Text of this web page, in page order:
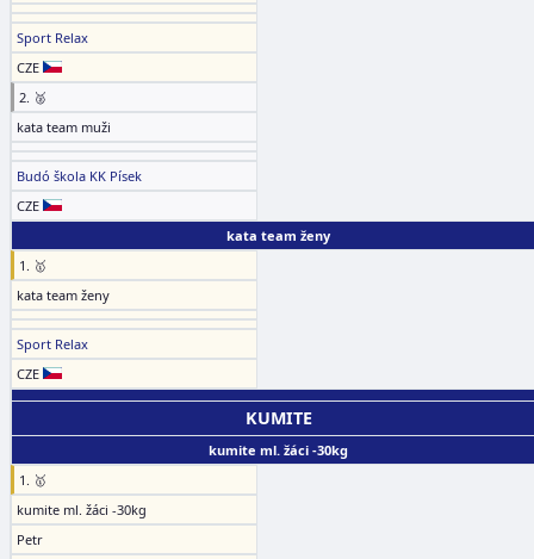
Sport Relax
CZE
2. 🥈
kata team muži
Budó škola KK Písek
CZE
kata team ženy
1. 🥇
kata team ženy
Sport Relax
CZE
KUMITE
kumite ml. žáci -30kg
1. 🥇
kumite ml. žáci -30kg
Petr